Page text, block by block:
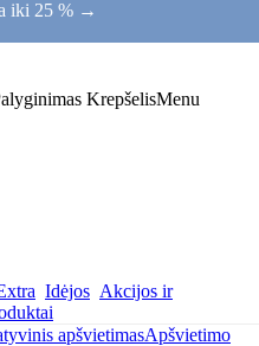
iki 25 % →
KrepšelisMenu
Idėjos Akcijos ir
apšvietimasApšvietimo